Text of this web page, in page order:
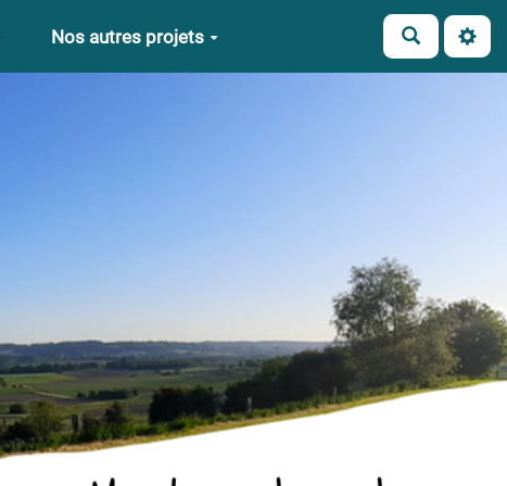
Nos autres projets